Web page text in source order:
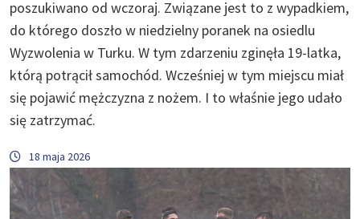
poszukiwano od wczoraj. Związane jest to z wypadkiem,
do którego doszło w niedzielny poranek na osiedlu
Wyzwolenia w Turku. W tym zdarzeniu zginęła 19-latka,
którą potrącił samochód. Wcześniej w tym miejscu miał
się pojawić mężczyzna z nożem. I to właśnie jego udało
się zatrzymać.
18 maja 2026